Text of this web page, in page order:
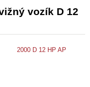
vozík D 12
2000 D 12 HP AP